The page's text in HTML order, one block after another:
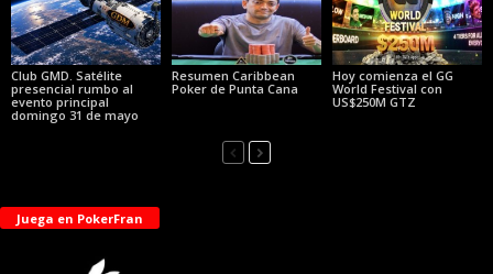
Club GMD. Satélite
presencial rumbo al
evento principal
domingo 31 de mayo
Resumen Caribbean
Poker de Punta Cana
Hoy comienza el GG
World Festival con
US$250M GTZ
Juega en PokerFran